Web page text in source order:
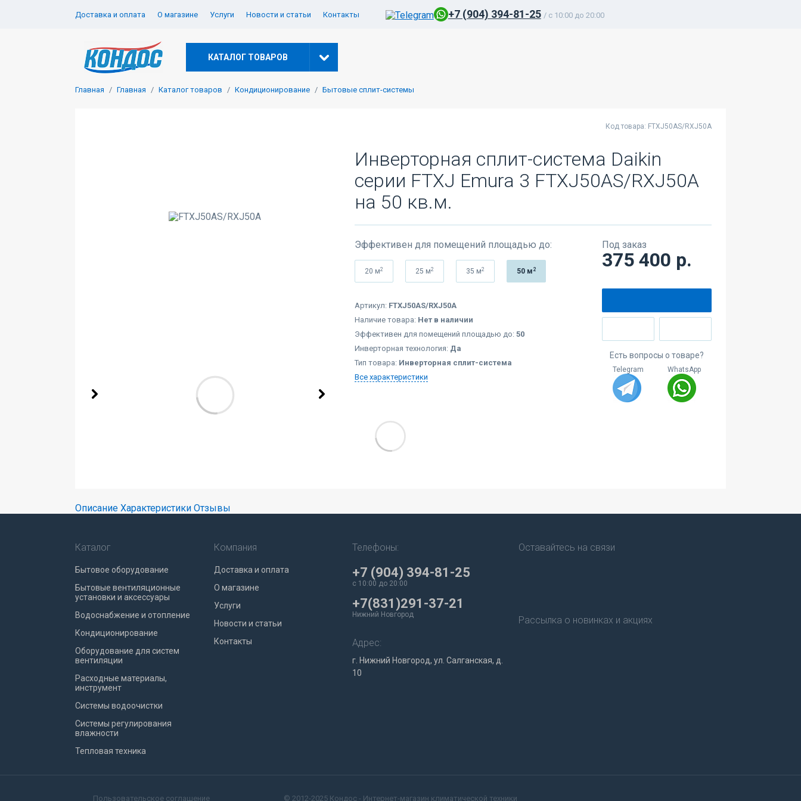
Доставка и оплата О магазине Услуги Новости и статьи Контакты +7 (904) 394-81-25 / c 10:00 до 20:00
КАТАЛОГ ТОВАРОВ
Главная Главная Каталог товаров Кондиционирование Бытовые сплит-системы
Код товара: FTXJ50AS/RXJ50A
Инверторная сплит-система Daikin
серии FTXJ Emura 3 FTXJ50AS/RXJ50A
на 50 кв.м.
Эффективен для помещений площадью до:
20 м2 25 м2 35 м2 50 м 2
Артикул: FTXJ50AS/RXJ50A
Наличие товара: Нет в наличии
Эффективен для помещений площадью до: 50
Инверторная технология: Да
Тип товара: Инверторная сплит-система
Все характеристики
Под заказ
375 400 р.
Есть вопросы о товаре?
Telegram WhatsApp
Описание Характеристики Отзывы
Каталог
Бытовое оборудование
Бытовые вентиляционные
установки и аксессуары
Водоснабжение и отопление
Кондиционирование
Оборудование для систем
вентиляции
Расходные материалы,
инструмент
Системы водоочистки
Системы регулирования
влажности
Тепловая техника
Компания
Доставка и оплата
О магазине
Услуги
Новости и статьи
Контакты
Телефоны:
+7 (904) 394-81-25
c 10:00 до 20:00
+7(831)291-37-21
Нижний Новгород
Адрес:
г. Нижний Новгород, ул. Салганская, д.
10
Оставайтесь на связи
Рассылка о новинках и акциях
Пользовательское соглашение © 2012-2025 Кондос - Интернет-магазин климатической техники